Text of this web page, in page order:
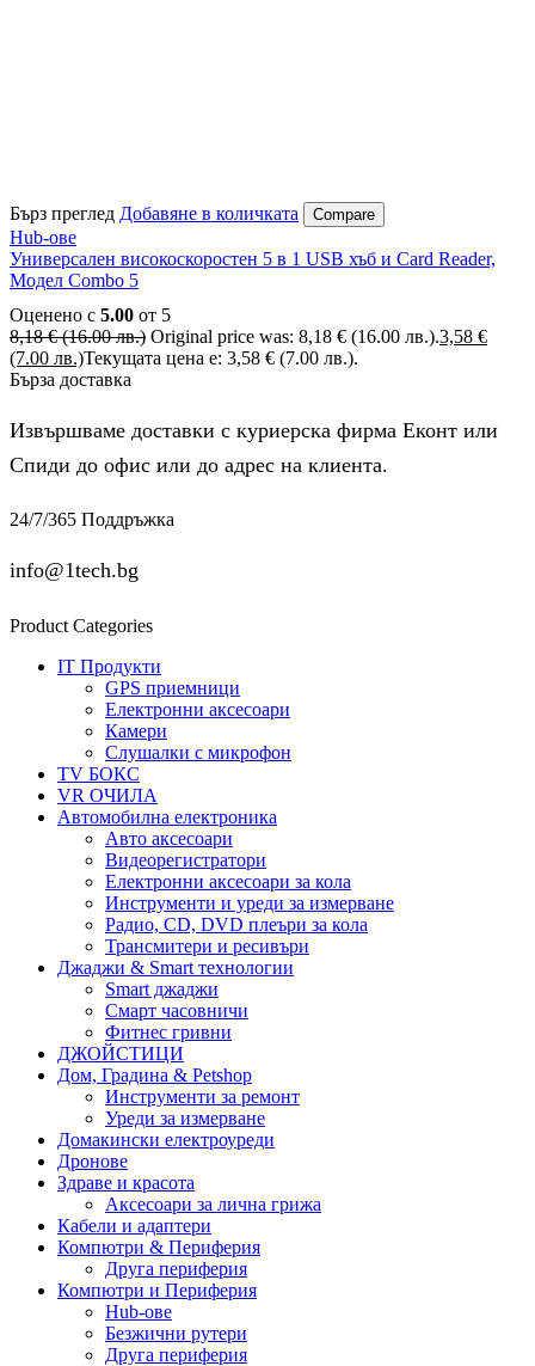
Бърз преглед Добавяне в количката Compare
Hub-ове
Универсален високоскоростен 5 в 1 USB хъб и Card Reader,
Модел Combo 5
Оценено с 5.00 от 5
8,18€ (16.00 лв.) Original price was: 8,18 € (16.00 лв.).3,58 €
(7.00 лв.)Текущата цена е: 3,58 € (7.00 лв.).
Бърза доставка
Извършваме доставки с куриерска фирма Еконт или
Спиди до офис или до адрес на клиента.
24/7/365 Поддръжка
info@1tech.bg
Product Categories
IT Продукти
GPS приемници
Електронни аксесоари
Камери
Слушалки с микрофон
TV БОКС
VR ОЧИЛА
Автомобилна електроника
Авто аксесоари
Видеорегистратори
Електронни аксесоари за кола
Инструменти и уреди за измерване
Радио, CD, DVD плеъри за кола
Трансмитери и ресивъри
Джаджи & Smart технологии
Smart джаджи
Смарт часовничи
Фитнес гривни
ДЖОЙСТИЦИ
Дом, Градина & Petshop
Инструменти за ремонт
Уреди за измерване
Домакински електроуреди
Дронове
Здраве и красота
Аксесоари за лична грижа
Кабели и адаптери
Компютри & Периферия
Друга периферия
Компютри и Периферия
Hub-ове
Безжични рутери
Друга периферия